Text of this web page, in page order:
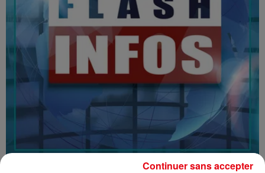
Continuer sans accepter